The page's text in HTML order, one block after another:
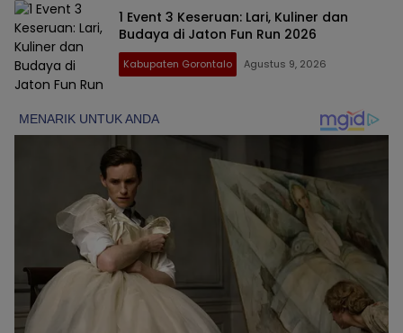
1 Event 3 Keseruan: Lari, Kuliner dan
Budaya di Jaton Fun Run 2026
Kabupaten Gorontalo Agustus 9, 2026